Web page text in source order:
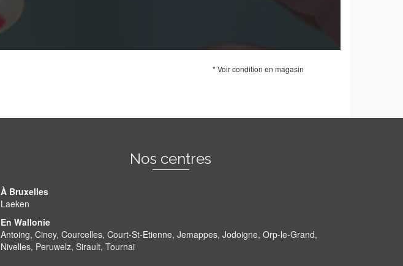
* Voir condition en magasin
Nos centres
À Bruxelles
Laeken
En Wallonie
Antoing, Ciney, Courcelles, Court-St-Etienne, Jemappes, Jodoigne, Orp-le-Grand,
Nivelles, Peruwelz, Sirault, Tournai